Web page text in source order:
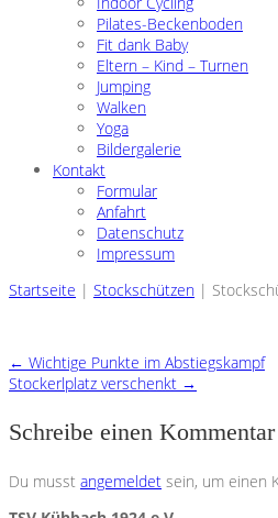
Pilates-Beckenboden
Fit dank Baby
Eltern – Kind – Turnen
Jumping
Walken
Yoga
Bildergalerie
Kontakt
Formular
Anfahrt
Datenschutz
Impressum
Startseite | Stockschützen |
← Wichtige Punkte im Abstiegskampf
Stockerlplatz verschenkt →
Schreibe einen Kommentar
Du musst angemeldet sein, um einen